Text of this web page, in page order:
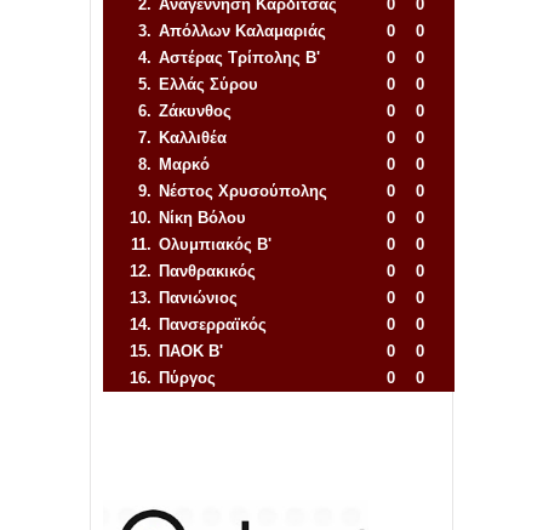
2. Αναγέννηση Καρδίτσας 0
0
3. Απόλλων Καλαμαριάς 0
0
4. Αστέρας Τρίπολης Β' 0
0
5. Ελλάς Σύρου 0
0
6. Ζάκυνθος 0
0
7. Καλλιθέα 0
0
8. Μαρκό 0
0
9. Νέστος Χρυσούπολης 0
0
10. Νίκη Βόλου 0
0
11. Ολυμπιακός Β' 0
0
12. Πανθρακικός 0
0
13. Πανιώνιος 0
0
14. Πανσερραϊκός 0
0
15. ΠΑΟΚ Β' 0
0
16. Πύργος 0
0